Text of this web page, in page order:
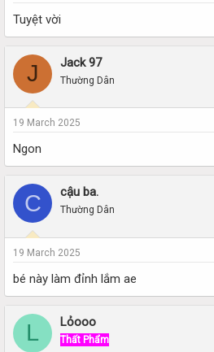
Tuyệt vời
J Jack 97
Thường Dân
19 March 2025
Ngon
C cậu ba.
Thường Dân
19 March 2025
bé này làm đỉnh lắm ae
L Lỏooo
Thất Phẩm